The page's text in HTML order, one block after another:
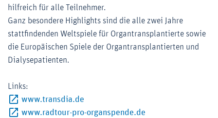
hilfreich für alle Teilnehmer.
Ganz besondere Highlights sind die alle zwei Jahre
stattfindenden Weltspiele für Organtransplantierte sowie
die Europäischen Spiele der Organtransplantierten und
Dialysepatienten.
Links:
www.transdia.de
www.radtour-pro-organspende.de